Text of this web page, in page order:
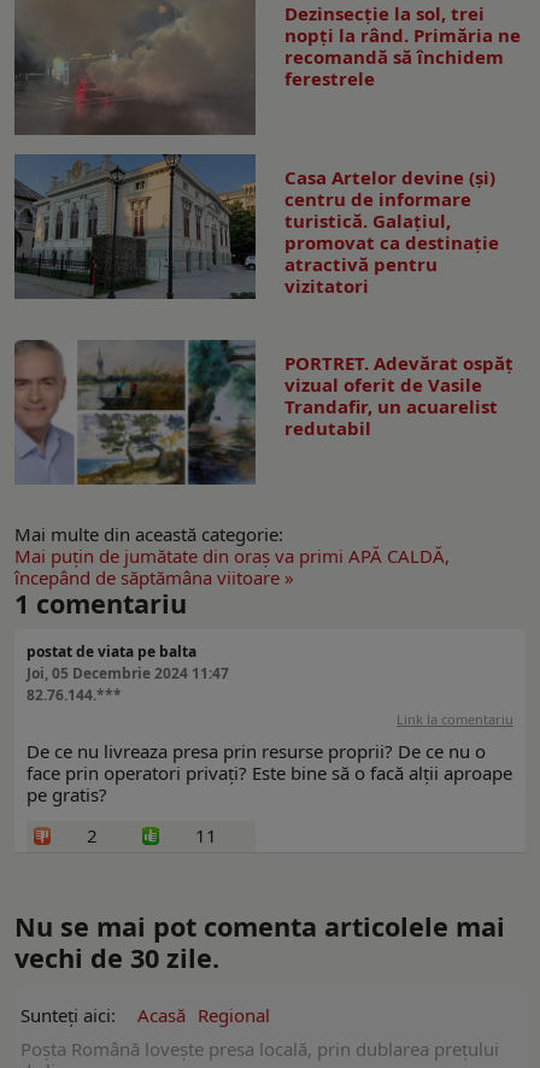
Dezinsecţie la sol, trei
nopţi la rând. Primăria ne
recomandă să închidem
ferestrele
Casa Artelor devine (şi)
centru de informare
turistică. Galaţiul,
promovat ca destinaţie
atractivă pentru
vizitatori
PORTRET. Adevărat ospăț
vizual oferit de Vasile
Trandafir, un acuarelist
redutabil
Mai multe din această categorie:
Mai puţin de jumătate din oraş va primi APĂ CALDĂ,
începând de săptămâna viitoare »
1 comentariu
postat de viata pe balta
Joi, 05 Decembrie 2024 11:47
82.76.144.***
Link la comentariu
De ce nu livreaza presa prin resurse proprii? De ce nu o
face prin operatori privați? Este bine să o facă alții aproape
pe gratis?
2
11
Nu se mai pot comenta articolele mai
vechi de 30 zile.
Sunteți aici: Acasă Regional
Poșta Română lovește presa locală, prin dublarea prețului